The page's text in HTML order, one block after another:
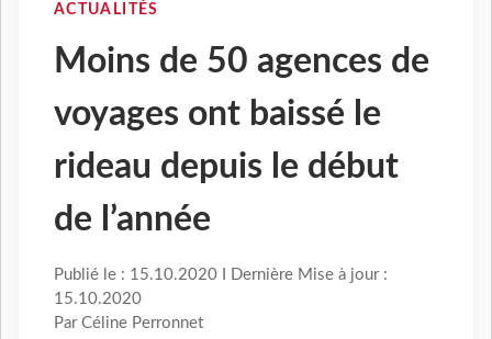
ACTUALITÉS
Moins de 50 agences de
voyages ont baissé le
rideau depuis le début
de l’année
Publié le : 15.10.2020 I Dernière Mise à jour :
15.10.2020
Par Céline Perronnet